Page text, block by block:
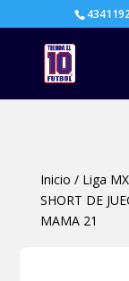
Inicio / Liga MX
SHORT DE
MAMA 21